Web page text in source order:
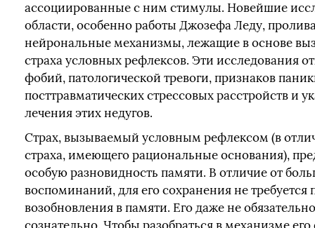
ассоциированные с ним стимулы. Новейшие
области, особенно работы Джозефа Леду,
нейрональные механизмы, лежащие в основе
страха условных рефлексов. Эти исследования
фобий, патологической тревоги, признаков
посттравматических стрессовых расстройств и
лечения этих недугов.
Страх, вызываемый условным рефлексом (в
страха, имеющего рациональные основания),
особую разновидность памяти. В отличие от
воспоминаний, для его сохранения не требуется
возобновления в памяти. Его даже не